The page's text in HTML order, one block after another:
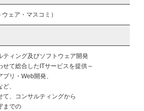
ェア・マスコミ）
ティング及びソフトウェア開発
せて総合したITサービスを提供～
リ・Web開発、
、
て、コンサルティングから
までの